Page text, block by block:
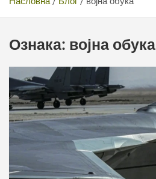
Ознака: војна обука